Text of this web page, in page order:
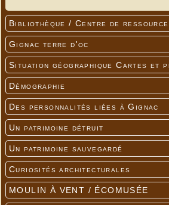
Bibliothèque / Centre de
Gignac terre d'oc
Situation géographique Cartes et
Démographie
Des personnalités liées à Gignac
Un patrimoine détruit
Un patrimoine sauvegardé
Curiosités architecturales
MOULIN À VENT / ÉCOMUSÉE